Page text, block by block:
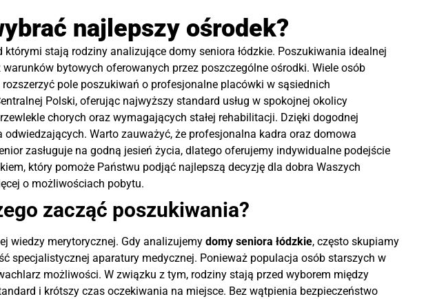
najlepszy ośrodek?
stają rodziny analizujące domy seniora łódzkie. Poszukiwania idealnej
bytowych oferowanych przez poszczególne ośrodki. Wiele osób
pole poszukiwań o profesjonalne placówki w sąsiednich
Polski, oferując najwyższy standard usług w spokojnej okolicy
chorych oraz wymagających stałej rehabilitacji. Dzięki dogodnej
Warto zauważyć, że profesjonalna kadra oraz domowa
zasługuje na godną jesień życia, dlatego oferujemy indywidualne podejście
który pomoże Państwu podjąć najlepszą decyzję dla dobra Waszych
o możliwościach pobytu.
zacząć poszukiwania?
wiedzy merytorycznej. Gdy analizujemydomy seniora łódzkie, często skupiamy
specjalistycznej aparatury medycznej. Ponieważ populacja osób starszych w
możliwości. W związku z tym, rodziny stają przed wyborem między
i krótszy czas oczekiwania na miejsce. Bez wątpienia bezpieczeństwo